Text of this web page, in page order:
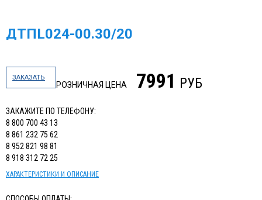
ДТПL024-00.30/20
ЗАКАЗАТЬ
РОЗНИЧНАЯ ЦЕНА 7991 РУБ
ЗАКАЖИТЕ ПО ТЕЛЕФОНУ:
8 800 700 43 13
8 861 232 75 62
8 952 821 98 81
8 918 312 72 25
ХАРАКТЕРИСТИКИ И ОПИСАНИЕ